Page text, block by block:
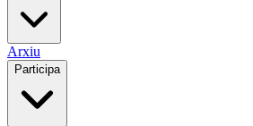
Arxiu
Participa